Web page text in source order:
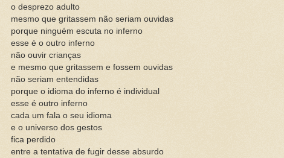
o desprezo adulto
mesmo que gritassem não seriam ouvidas
porque ninguém escuta no inferno
esse é o outro inferno
não ouvir crianças
e mesmo que gritassem e fossem ouvidas
não seriam entendidas
porque o idioma do inferno é individual
esse é outro inferno
cada um fala o seu idioma
e o universo dos gestos
fica perdido
entre a tentativa de fugir desse absurdo